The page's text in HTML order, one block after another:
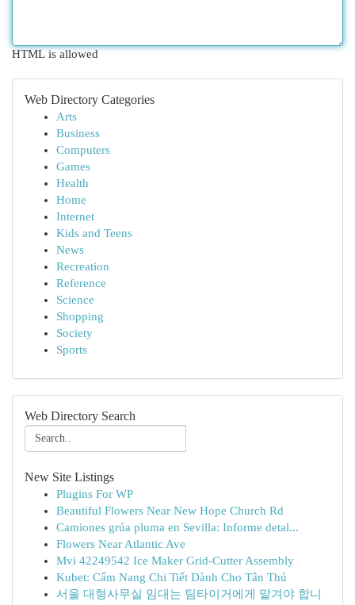
HTML is allowed
Web Directory Categories
Arts
Business
Computers
Games
Health
Home
Internet
Kids and Teens
News
Recreation
Reference
Science
Shopping
Society
Sports
Web Directory Search
New Site Listings
Plugins For WP
Beautiful Flowers Near New Hope Church Rd
Camiones grúa pluma en Sevilla: Informe detal...
Flowers Near Atlantic Ave
Mvi 42249542 Ice Maker Grid-Cutter Assembly
Kubet: Cẩm Nang Chi Tiết Dành Cho Tân Thủ
서울 대형사무실 임대는 팀타이거에게 맡겨야 합니